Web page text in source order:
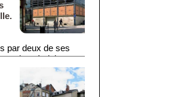
par deux de ses
le métal, le verre
de Limoges)
présentant
viandes,